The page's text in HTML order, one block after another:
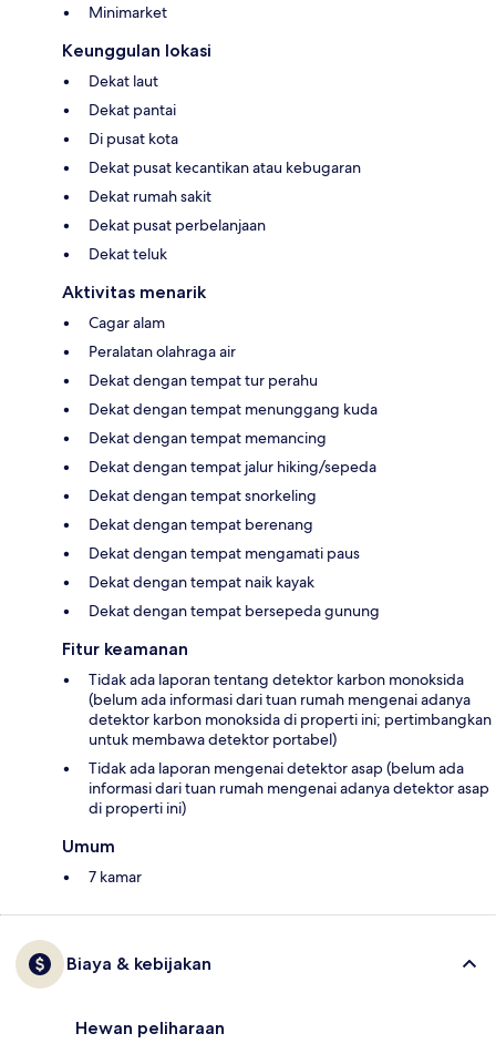
Minimarket
Keunggulan lokasi
Dekat laut
Dekat pantai
Di pusat kota
Dekat pusat kecantikan atau kebugaran
Dekat rumah sakit
Dekat pusat perbelanjaan
Dekat teluk
Aktivitas menarik
Cagar alam
Peralatan olahraga air
Dekat dengan tempat tur perahu
Dekat dengan tempat menunggang kuda
Dekat dengan tempat memancing
Dekat dengan tempat jalur hiking/sepeda
Dekat dengan tempat snorkeling
Dekat dengan tempat berenang
Dekat dengan tempat mengamati paus
Dekat dengan tempat naik kayak
Dekat dengan tempat bersepeda gunung
Fitur keamanan
Tidak ada laporan tentang detektor karbon monoksida
(belum ada informasi dari tuan rumah mengenai adanya
detektor karbon monoksida di properti ini; pertimbangkan
untuk membawa detektor portabel)
Tidak ada laporan mengenai detektor asap (belum ada
informasi dari tuan rumah mengenai adanya detektor asap
di properti ini)
Umum
7 kamar
Biaya & kebijakan
Hewan peliharaan